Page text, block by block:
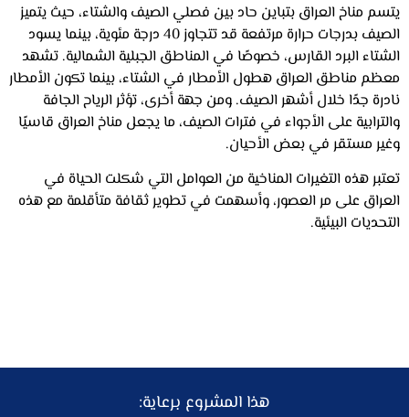
يتسم مناخ العراق بتباين حاد بين فصلي الصيف والشتاء، حيث يتميز
الصيف بدرجات حرارة مرتفعة قد تتجاوز 40 درجة مئوية، بينما يسود
الشتاء البرد القارس، خصوصًا في المناطق الجبلية الشمالية. تشهد
معظم مناطق العراق هطول الأمطار في الشتاء، بينما تكون الأمطار
نادرة جدًا خلال أشهر الصيف. ومن جهة أخرى، تؤثر الرياح الجافة
والترابية على الأجواء في فترات الصيف، ما يجعل مناخ العراق قاسيًا
وغير مستقر في بعض الأحيان.
تعتبر هذه التغيرات المناخية من العوامل التي شكلت الحياة في
العراق على مر العصور، وأسهمت في تطوير ثقافة متأقلمة مع هذه
التحديات البيئية.
هذا المشروع برعاية: